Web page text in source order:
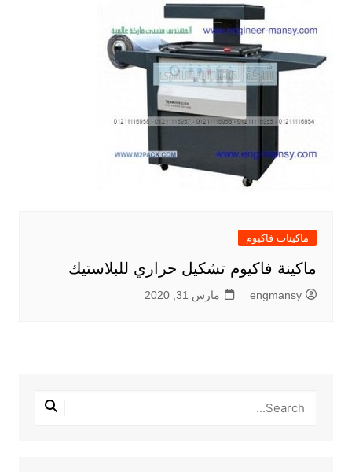
ماكينات فاكيوم
ماكينة فاكيوم تشكيل حراري للبلاستيك
engmansy مارس 31, 2020